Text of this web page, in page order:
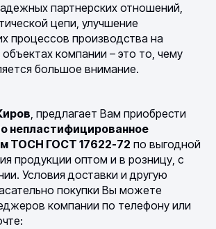
партнерских отношений,
цепи, улучшение
процессов производства на
компании – это то, чему
большое внимание.
, предлагает Вам приобрести
непластифицированное
ТОСН ГОСТ 17622-72 по выгодной
продукции оптом и в розницу, с
Условия доставки и другую
покупки Вы можете
компании по телефону или